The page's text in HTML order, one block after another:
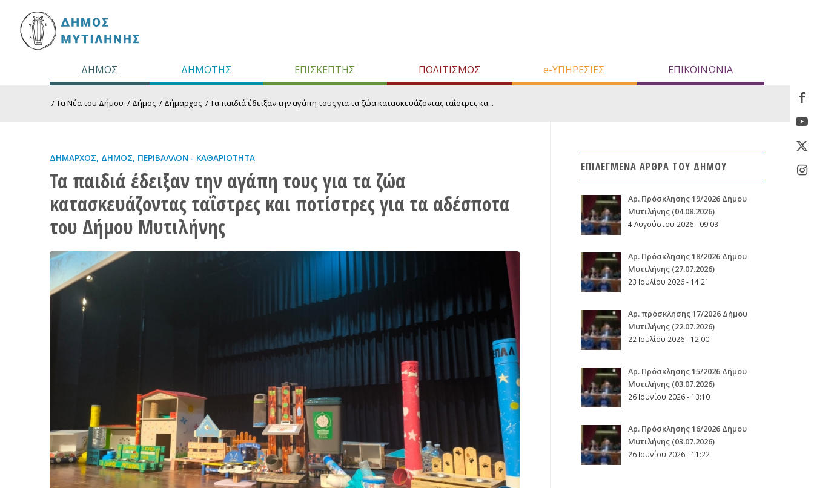
ΔΗΜΟΣ ΔΗΜΟΤΗΣ ΕΠΙΣΚΕΠΤΗΣ ΠΟΛΙΤΙΣΜΟΣ e-ΥΠΗΡΕΣΙΕΣ ΕΠΙΚΟΙΝΩΝΙΑ
/Τα Νέα του Δήμου / Δήμος / Δήμαρχος /Τα παιδιά έδειξαν την αγάπη τους για τα ζώα κατασκευάζοντας ταΐστρες κα...
ΔΉΜΑΡΧΟΣ, ΔΉΜΟΣ, ΠΕΡΙΒΆΛΛΟΝ - ΚΑΘΑΡΙΌΤΗΤΑ
Τα παιδιά έδειξαν την αγάπη τους για τα ζώα
κατασκευάζοντας ταΐστρες και ποτίστρες για τα αδέσποτα
του Δήμου Μυτιλήνης
ΕΠΙΛΕΓΜΕΝΑ ΑΡΘΡΑ ΤΟΥ ΔΗΜΟΥ
Aρ. Πρόσκλησης 19/2026 Δήμου
Μυτιλήνης (04.08.2026)
4 Αυγούστου 2026 - 09:03
Aρ. Πρόσκλησης 18/2026 Δήμου
Μυτιλήνης (27.07.2026)
23 Ιουλίου 2026 - 14:21
Αρ. πρόσκλησης 17/2026 Δήμου
Μυτιλήνης (22.07.2026)
22 Ιουλίου 2026 - 12:00
Aρ. Πρόσκλησης 15/2026 Δήμου
Μυτιλήνης (03.07.2026)
26 Ιουνίου 2026 - 13:10
Aρ. Πρόσκλησης 16/2026 Δήμου
Μυτιλήνης (03.07.2026)
26 Ιουνίου 2026 - 11:22